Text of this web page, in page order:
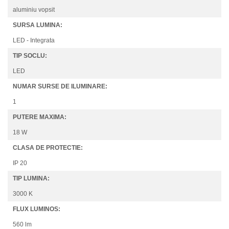
aluminiu vopsit
SURSA LUMINA:
LED - Integrata
TIP SOCLU:
LED
NUMAR SURSE DE ILUMINARE:
1
PUTERE MAXIMA:
18 W
CLASA DE PROTECTIE:
IP 20
TIP LUMINA:
3000 K
FLUX LUMINOS:
560 lm